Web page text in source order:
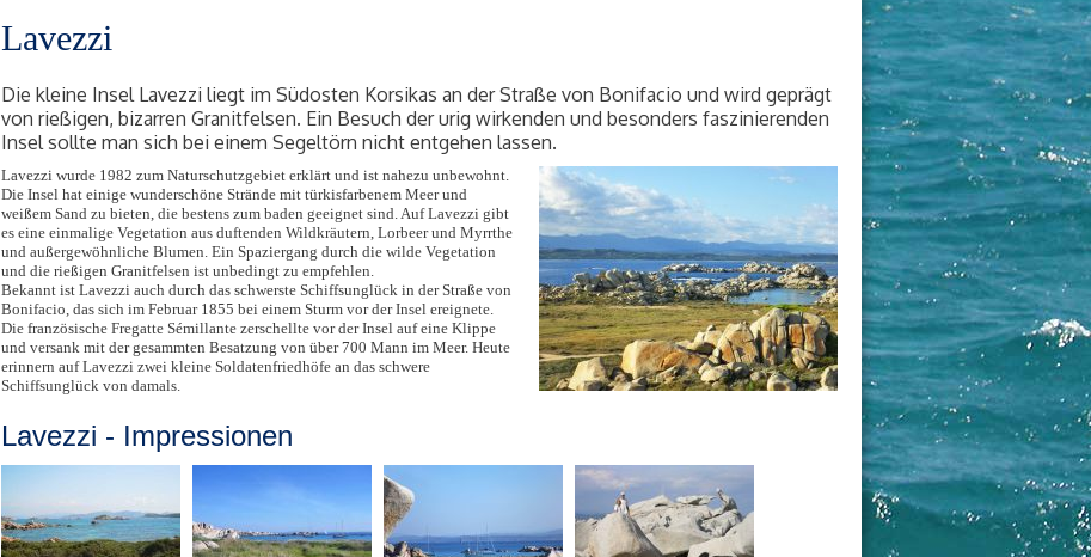
Lavezzi
Die kleine Insel Lavezzi liegt im Südosten Korsikas an der Straße von Bonifacio und wird geprägt
von rießigen, bizarren Granitfelsen. Ein Besuch der urig wirkenden und besonders faszinierenden
Insel sollte man sich bei einem Segeltörn nicht entgehen lassen.
Lavezzi wurde 1982 zum Naturschutzgebiet erklärt und ist nahezu unbewohnt.
Die Insel hat einige wunderschöne Strände mit türkisfarbenem Meer und
weißem Sand zu bieten, die bestens zum baden geeignet sind. Auf Lavezzi gibt
es eine einmalige Vegetation aus duftenden Wildkräutern, Lorbeer und Myrrthe
und außergewöhnliche Blumen. Ein Spaziergang durch die wilde Vegetation
und die rießigen Granitfelsen ist unbedingt zu empfehlen.
Bekannt ist Lavezzi auch durch das schwerste Schiffsunglück in der Straße von
Bonifacio, das sich im Februar 1855 bei einem Sturm vor der Insel ereignete.
Die französische Fregatte Sémillante zerschellte vor der Insel auf eine Klippe
und versank mit der gesammten Besatzung von über 700 Mann im Meer. Heute
erinnern auf Lavezzi zwei kleine Soldatenfriedhöfe an das schwere
Schiffsunglück von damals.
Lavezzi - Impressionen